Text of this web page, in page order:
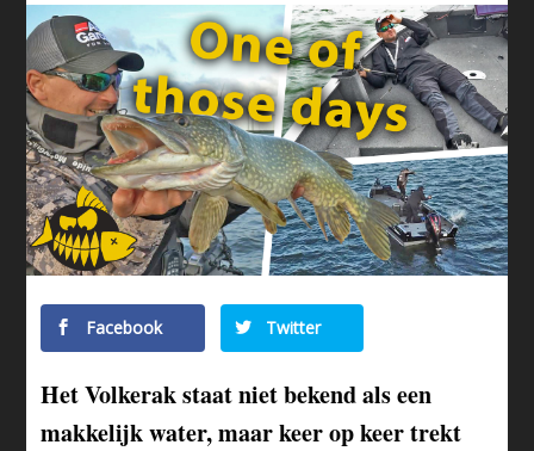
Facebook Twitter
Het Volkerak staat niet bekend als een
makkelijk water, maar keer op keer trekt